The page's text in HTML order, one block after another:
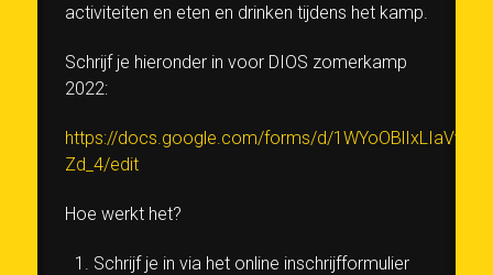
activiteiten en eten en drinken tijdens het kamp.
Schrijf je hieronder in voor DIOS zomerkamp
2022:
https://docs.google.com/forms/d/
Zd_4/edit
Hoe werkt het?
Schrijf je in via het online inschrijfformulier